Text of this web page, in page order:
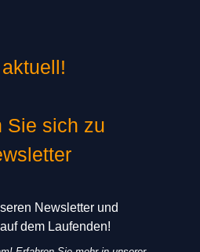
Sie sich zu
Newsletter und
dem Laufenden!